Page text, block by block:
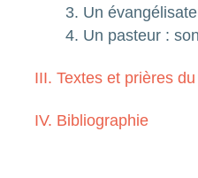
Un
Un pasteur :
III. Textes et prières
IV. Bibliographie